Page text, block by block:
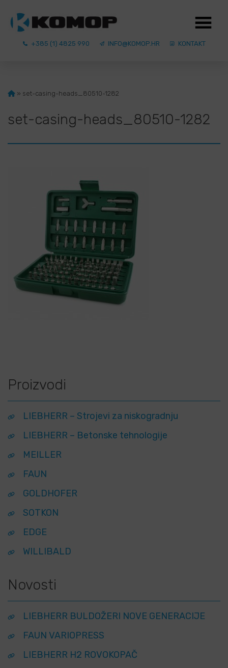
+385 (1) 4825 990 INFO@KOMOP.HR KONTAKT
» set-casing-heads_80510-1282
set-casing-heads_80510-1282
Proizvodi
LIEBHERR – Strojevi za niskogradnju
LIEBHERR – Betonske tehnologije
MEILLER
FAUN
GOLDHOFER
SOTKON
EDGE
WILLIBALD
Novosti
LIEBHERR BULDOŽERI NOVE GENERACIJE
FAUN VARIOPRESS
LIEBHERR H2 ROVOKOPAČ